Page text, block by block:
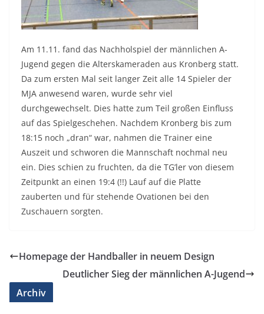
Am 11.11. fand das Nachholspiel der männlichen A-
Jugend gegen die Alterskameraden aus Kronberg statt.
Da zum ersten Mal seit langer Zeit alle 14 Spieler der
MJA anwesend waren, wurde sehr viel
durchgewechselt. Dies hatte zum Teil großen Einfluss
auf das Spielgeschehen. Nachdem Kronberg bis zum
18:15 noch „dran“ war, nahmen die Trainer eine
Auszeit und schworen die Mannschaft nochmal neu
ein. Dies schien zu fruchten, da die TG’ler von diesem
Zeitpunkt an einen 19:4 (!!) Lauf auf die Platte
zauberten und für stehende Ovationen bei den
Zuschauern sorgten.
Homepage der Handballer in neuem Design
Deutlicher Sieg der männlichen A-Jugend
Archiv